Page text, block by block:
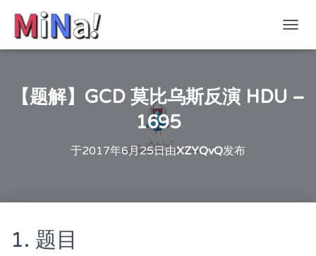
换
【题解】GCD 莫比乌斯反演 HDU –
1695
于2017年6月25日由XZYQvQ发布
1. 题目